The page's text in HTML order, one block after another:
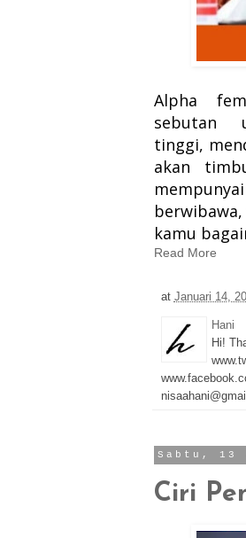
Alpha
sebutan
tinggi,
akan
mem
kamu
Read More
at Januari 14,
Hani
Hi!
Sabtu, 13
Ciri